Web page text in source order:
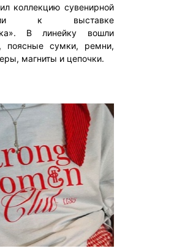
коллекцию сувенирной
к выставке
В линейку вошли
поясные сумки, ремни,
магниты и цепочки.